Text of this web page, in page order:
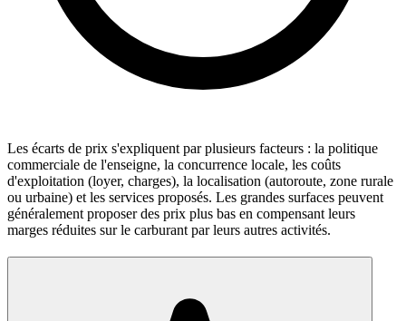
Les écarts de prix s'expliquent par plusieurs facteurs : la politique
commerciale de l'enseigne, la concurrence locale, les coûts
d'exploitation (loyer, charges), la localisation (autoroute, zone rurale
ou urbaine) et les services proposés. Les grandes surfaces peuvent
généralement proposer des prix plus bas en compensant leurs
marges réduites sur le carburant par leurs autres activités.